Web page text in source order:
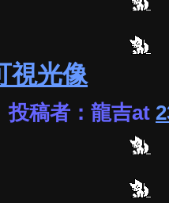
視光像
投稿者：龍吉at